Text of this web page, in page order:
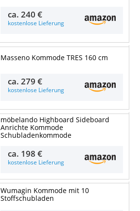
ca.240 €
kostenlose Lieferung
Masseno Kommode TRES 160 cm
ca.279 €
kostenlose Lieferung
möbelando Highboard Sideboard
Anrichte Kommode
Schubladenkommode
ca. 198 €
kostenlose Lieferung
Wumagin Kommode mit 10
Stoffschubladen